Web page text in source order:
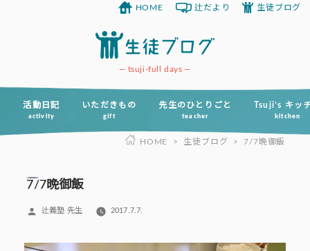
ツ
tsuji-full days
活動日記
activity
いただきもの
gift
先生のひとりごと
teacher
Tsuji’s キッ
kitchen
HOME 辻だより 生徒ブログ
HOME > 生徒ブログ > 7/7晩御飯
7/7晩御飯
投
辻義塾 先生 2017.7.7.